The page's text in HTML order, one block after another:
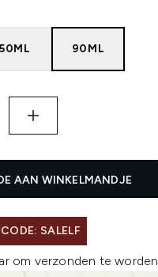
50ML 90ML
AAN WINKELMANDJE
SALELF
om verzonden te worden